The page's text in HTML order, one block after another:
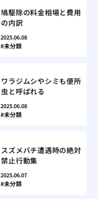
鳩駆除の料金相場と費用
の内訳
2025.06.08
未分類
ワラジムシやシミも便所
虫と呼ばれる
2025.06.08
未分類
スズメバチ遭遇時の絶対
禁止行動集
2025.06.07
未分類